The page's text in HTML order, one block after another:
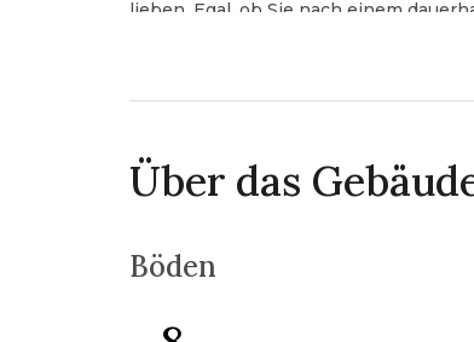
lieben. Egal, ob Sie nach einem
Penthouse in Budva ist eine
Über das
Böden